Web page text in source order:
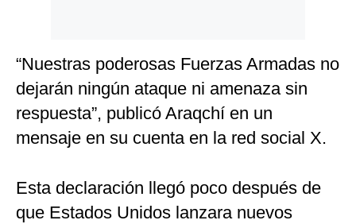
“Nuestras poderosas Fuerzas Armadas no
dejarán ningún ataque ni amenaza sin
respuesta”, publicó Araqchí en un
mensaje en su cuenta en la red social X.
Esta declaración llegó poco después de
que Estados Unidos lanzara nuevos